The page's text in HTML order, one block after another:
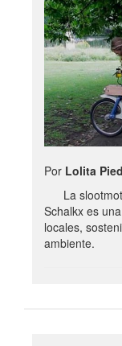
Por Lolita
La
Schalkx es
locales,
ambiente.